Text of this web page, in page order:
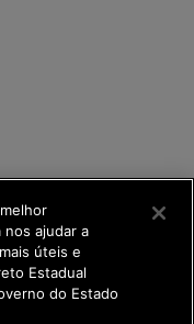
ajudar a
úteis e
Estadual
do Estado